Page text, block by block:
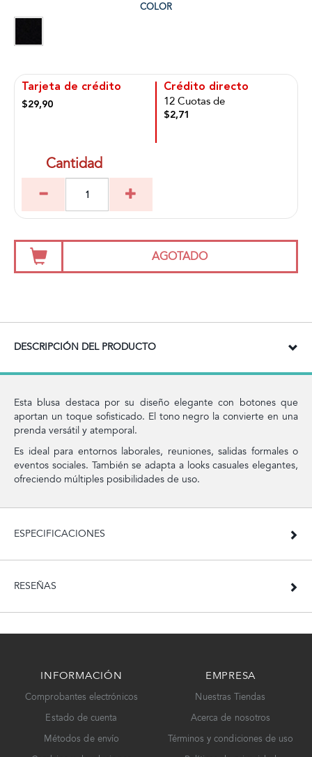
COLOR
Tarjeta de crédito
$29,90
Crédito directo
12 Cuotas de
$2,71
Cantidad
AGOTADO
DESCRIPCIÓN DEL PRODUCTO
Esta blusa destaca por su diseño elegante con botones que
aportan un toque sofisticado. El tono negro la convierte en una
prenda versátil y atemporal.
Es ideal para entornos laborales, reuniones, salidas formales o
eventos sociales. También se adapta a looks casuales elegantes,
ofreciendo múltiples posibilidades de uso.
ESPECIFICACIONES
RESEÑAS
INFORMACIÓN
Comprobantes electrónicos
Estado de cuenta
Métodos de envío
EMPRESA
Nuestras Tiendas
Acerca de nosotros
Términos y condiciones de uso